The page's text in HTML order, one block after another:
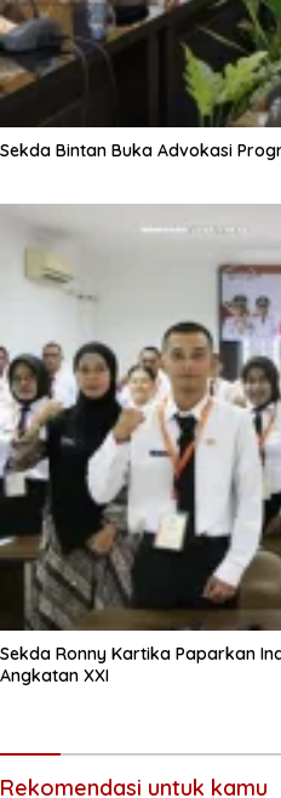
Sekda Bintan Buka Advokasi
Sekda Ronny Kartika Paparkan
Angkatan XXI
Rekomendasi untuk kamu